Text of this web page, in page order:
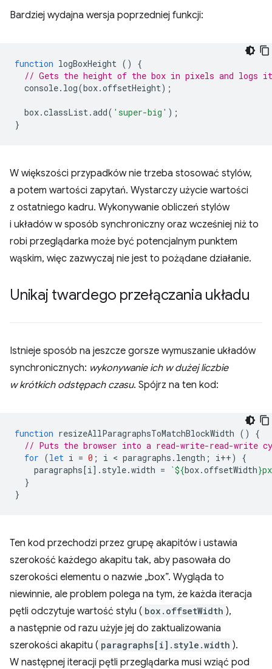
Bardziej wydajna wersja poprzedniej funkcji:
function logBoxHeight ()
{
// Gets the height of the box in pixels and logs
console. log(box.offsetHeight);
box.classList.add( 'super-big' );
}
W większości przypadków nie trzeba stosować stylów,
a potem wartości zapytań. Wystarczy użycie wartości
z ostatniego kadru. Wykonywanie obliczeń stylów
i układów w sposób synchroniczny oraz wcześniej niż to
robi przeglądarka może być potencjalnym punktem
wąskim, więc zazwyczaj nie jest to pożądane działanie.
Unikaj twardego przełączania układu
Istnieje sposób na jeszcze gorsze wymuszanie układów
synchronicznych: wykonywanie ich w dużej liczbie
w krótkich odstępach czasu. Spójrz na ten kod:
function resizeAllParagraphsToMatchBlockWidth ()
{
// Puts the browser into a read-write-read-write
for (let i = 0 ; i < paragraphs . length ; i++)
{
paragraphs[i]. style.width = `${box.offsetWidth}
}
}
Ten kod przechodzi przez grupę akapitów i ustawia
szerokość każdego akapitu tak, aby pasowała do
szerokości elementu o nazwie „box”. Wygląda to
niewinnie, ale problem polega na tym, że każda iteracja
pętli odczytuje wartość stylu ( box.offsetWidth ),
a następnie od razu użyje jej do zaktualizowania
szerokości akapitu ( paragraphs[i].style.width ).
W następnej iteracji pętli przeglądarka musi wziąć pod